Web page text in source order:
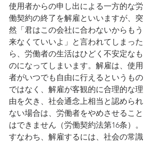
使用者からの申し出による一方的な労
働契約の終了を解雇といいますが、突
然「君はこの会社に合わないからもう
来なくていいよ」と言われてしまった
ら、労働者の生活はひどく不安定なも
のになってしまいます。解雇は、使用
者がいつでも自由に行えるというもの
ではなく、解雇が客観的に合理的な理
由を欠き、社会通念上相当と認められ
ない場合は、労働者をやめさせること
はできません（労働契約法第16条）。
すなわち、解雇するには、社会の常識